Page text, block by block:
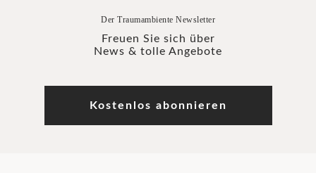
Der Traumambiente Newsletter
Freuen Sie sich über
News & tolle Angebote
Kostenlos abonnieren